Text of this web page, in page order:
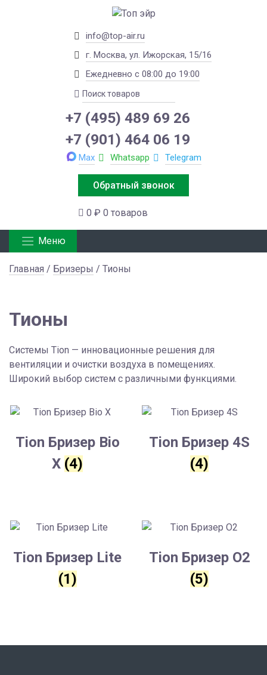
info@top-air.ru
г. Москва, ул. Ижорская, 15/16
Ежедневно с 08:00 до 19:00
+7 (495) 489 69 26
+7 (901) 464 06 19
Max Whatsapp Telegram
Обратный звонок
0 ₽ 0 товаров
Меню
Главная / Бризеры / Тионы
Тионы
Системы Tion — инновационные решения для
вентиляции и очистки воздуха в помещениях.
Широкий выбор систем с различными функциями.
Tion Бризер Bio
X (4)
Tion Бризер 4S
(4)
Tion Бризер Lite
(1)
Tion Бризер O2
(5)